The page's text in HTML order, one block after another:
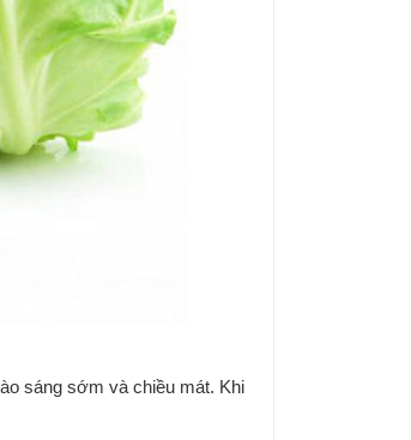
sáng sớm và chiều mát. Khi